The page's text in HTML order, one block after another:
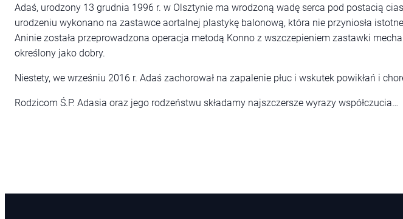
Adaś, urodzony 13 grudnia 1996 r. w Olsztynie ma wrodzoną wadę serca pod postacią
urodzeniu wykonano na zastawce aortalnej plastykę balonową, która nie przyniosła
Aninie została przeprowadzona operacja metodą Konno z wszczepieniem zastawki
określony jako dobry.
Niestety, we wrześniu 2016 r. Adaś zachorował na zapalenie płuc i wskutek powikłań i
Rodzicom Ś.P. Adasia oraz jego rodzeństwu składamy najszczersze wyrazy współczucia…